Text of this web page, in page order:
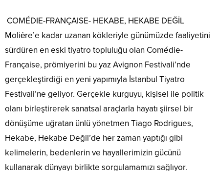
COMÉDIE-FRANÇAISE- HEKABE, HEKABE DEĞİL
Molière’e kadar uzanan kökleriyle günümüzde faaliyetini
sürdüren en eski tiyatro topluluğu olan Comédie-
Française, prömiyerini bu yaz Avignon Festivali’nde
gerçekleştirdiği en yeni yapımıyla İstanbul Tiyatro
Festivali’ne geliyor. Gerçekle kurguyu, kişisel ile politik
olanı birleştirerek sanatsal araçlarla hayatı şiirsel bir
dönüşüme uğratan ünlü yönetmen Tiago Rodrigues,
Hekabe, Hekabe Değil’de her zaman yaptığı gibi
kelimelerin, bedenlerin ve hayallerimizin gücünü
kullanarak dünyayı birlikte sorgulamamızı sağlıyor.